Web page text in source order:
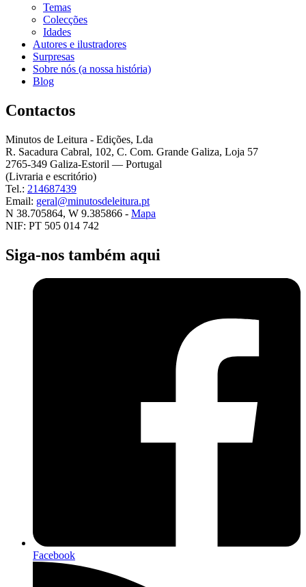
Temas
Colecções
Idades
Autores e ilustradores
Surpresas
Sobre nós (a nossa história)
Blog
Contactos
Minutos de Leitura - Edições, Lda
R. Sacadura Cabral, 102, C. Com. Grande Galiza, Loja 57
2765-349 Galiza-Estoril — Portugal
(Livraria e escritório)
Tel.: 214687439
Email: geral@minutosdeleitura.pt
N 38.705864, W 9.385866 - Mapa
NIF: PT 505 014 742
Siga-nos também aqui
Facebook